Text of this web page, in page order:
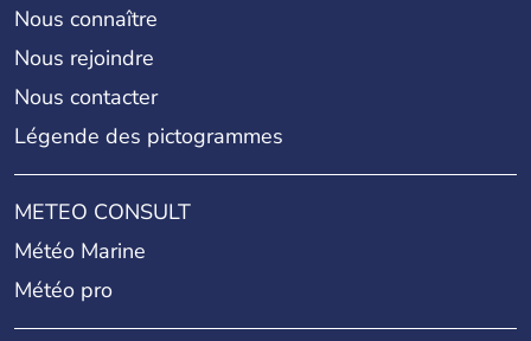
Nous connaître
Nous rejoindre
Nous contacter
Légende des pictogrammes
METEO CONSULT
Météo Marine
Météo pro